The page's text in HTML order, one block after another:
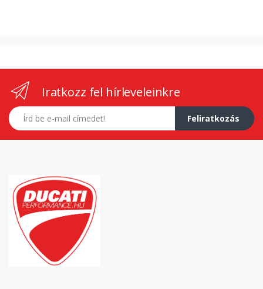
Iratkozz fel hírleveleinkre
E-mail címed
Feliratkozás